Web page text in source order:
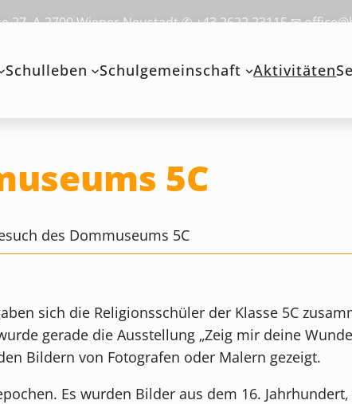
27, A-2700 Wiener Neustadt ✆ +43 2622 23115 ✉
Schulleben Schulgemeinschaft Aktivitäten
5C
des Dommuseums 5C
sich die Religionsschüler der Klasse 5C
gerade die Ausstellung „Zeig mir deine
Bildern von Fotografen oder Malern gezeigt.
Es wurden Bilder aus dem 16.